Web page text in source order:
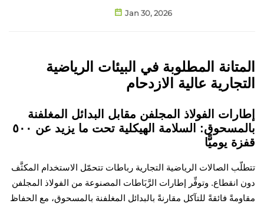
Jan 30, 2026
المطلوبة في البيئات الرياضية
عالية الازدحام
الفولاذ المجلفن مقابل البدائل المغلفنة
بالمسحوق: السلامة الهيكلية تحت ما يزيد عن ٥٠٠
يوميًّا
الصالات الرياضية التجارية رباطات تتحمّل الاستخدام المكثَّف
انقطاع. وتوفِّر إطارات الرَّبَاطات المصنوعة من الفولاذ المجلفن
فائقةً للتآكل مقارنةً بالبدائل المغلفنة بالمسحوق، مع الحفاظ